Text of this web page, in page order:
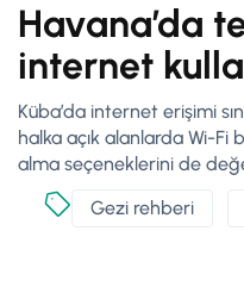
Havana’da
internet
Küba’da internet erişimi
halka açık alanlarda Wi-Fi
alma seçeneklerini de
Gezi rehberi